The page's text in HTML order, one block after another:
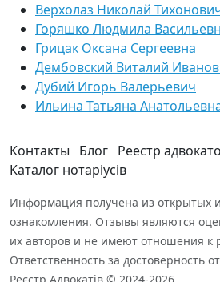
Верхолаз Николай
Горяшко Людмила
Грицак Оксана Сергеевна
Дембовский Виталий
Дубий Игорь Валерьевич
Ильина Татьяна
Контакты Блог Реестр
Каталог нотаріусів
Информация получена из открытых
ознакомления. Отзывы являются
их авторов и не имеют отношения к
Ответственность за достоверность